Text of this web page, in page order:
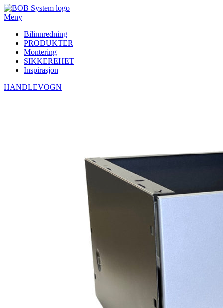
Meny
Bilinnredning
PRODUKTER
Montering
SIKKEREHET
Inspirasjon
HANDLEVOGN